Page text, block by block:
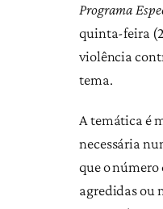
Programa
quinta-feira
violência
tema.
A temática é
necessária
que o número
agredidas ou